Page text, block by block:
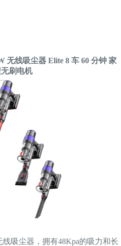
无线吸尘器 Elite 8 车 60 分钟 家
刷电机
线吸尘器，拥有48Kpa的吸力和长